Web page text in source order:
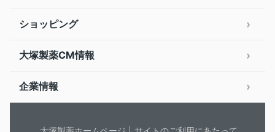
ショッピング
大塚製薬CM情報
企業情報